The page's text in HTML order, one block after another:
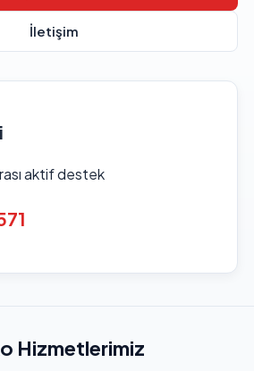
İletişim
aktif destek
Hizmetlerimiz